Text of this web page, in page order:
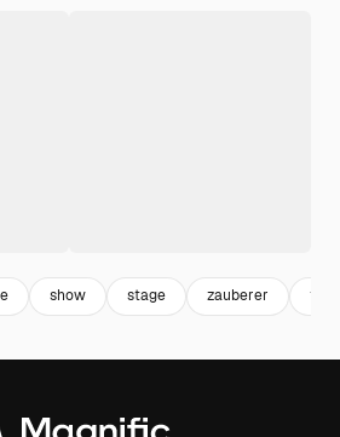
show stage zauberer